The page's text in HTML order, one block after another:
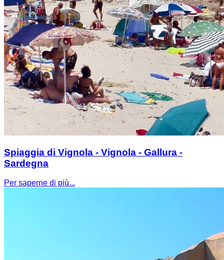
Spiaggia di Vignola - Vignola - Gallura -
Sardegna
Per saperne di più...